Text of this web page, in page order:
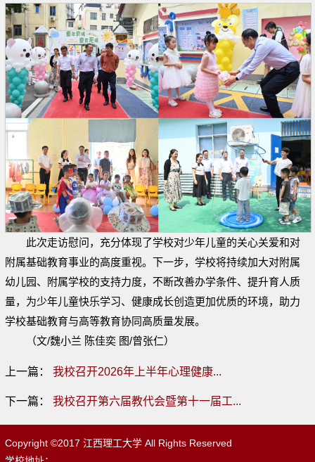
此次走访慰问，充分体现了学校对少年儿童的关心关爱和对
附属基础教育事业的高度重视。下一步，学校将持续加大对附属
幼儿园、附属学校的支持力度，不断改善办学条件、提升育人质
量，为少年儿童快乐学习、健康成长创造更加优质的环境，助力
学校基础教育与高等教育协同高质量发展。
（文/魏小兰 陈佳奕 图/曾张仁）
上一篇： 我校召开2026年上半年心理健康...
下一篇： 我校召开第六届教代会暨第十一届工...
Copyright ©2017 江西理工大学 All Rights Reserved